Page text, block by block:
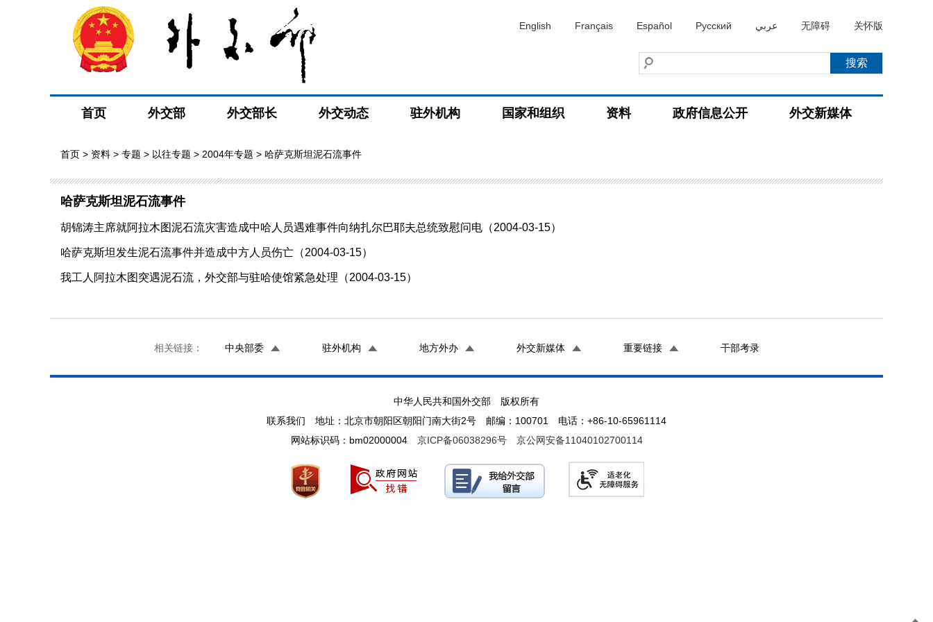
English Français Español Русский عربي 无障碍 关怀版
首页 外交部 外交部长 外交动态 驻外机构 国家和组织 资料 政府信息公开 外交新媒体
首页 > 资料 > 专题 > 以往专题 > 2004年专题 > 哈萨克斯坦泥石流事件
哈萨克斯坦泥石流事件
胡锦涛主席就阿拉木图泥石流灾害造成中哈人员遇难事件向纳扎尔巴耶夫总统致慰问电（2004-03-15）
哈萨克斯坦发生泥石流事件并造成中方人员伤亡（2004-03-15）
我工人阿拉木图突遇泥石流，外交部与驻哈使馆紧急处理（2004-03-15）
相关链接： 中央部委 驻外机构 地方外办 外交新媒体 重要链接 干部考录
中华人民共和国外交部 版权所有
联系我们 地址：北京市朝阳区朝阳门南大街2号 邮编：100701 电话：+86-10-65961114
网站标识码：bm02000004 京ICP备06038296号 京公网安备11040102700114